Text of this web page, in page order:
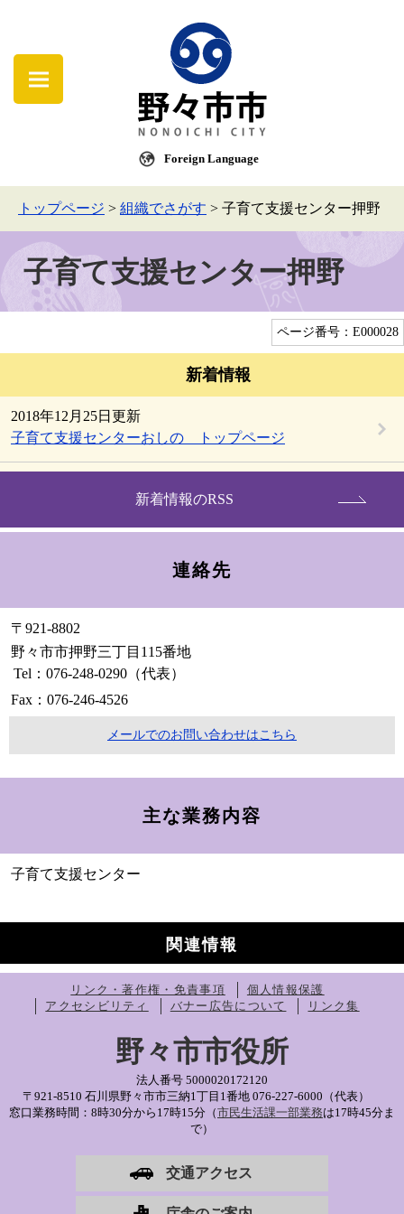
Foreign Language
トップページ > 組織でさがす > 子育て支援センター押野
子育て支援センター押野
ページ番号：E000028
新着情報
2018年12月25日更新
子育て支援センターおしの トップページ
新着情報のRSS
連絡先
〒921-8802
野々市市押野三丁目115番地
Tel：076-248-0290 （代表）
Fax：076-246-4526
メールでのお問い合わせはこちら
主な業務内容
子育て支援センター
関連情報
リンク・著作権・免責事項
個人情報保護
アクセシビリティ
バナー広告について リンク集
野々市市役所
法人番号 5000020172120
〒921-8510 石川県野々市市三納1丁目1番地 076-227-6000（代表）
窓口業務時間：8時30分から17時15分（市民生活課一部業務は17時45分ま
で）
交通アクセス